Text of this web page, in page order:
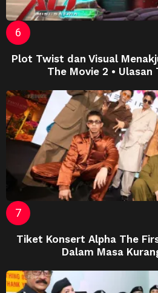
Plot Twist dan Visual
The Movie 2 • Ulasan
Tiket Konsert Alpha The
Dalam Masa